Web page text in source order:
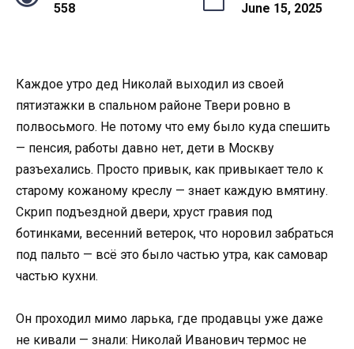
558 June 15, 2025
Каждое утро дед Николай выходил из своей
пятиэтажки в спальном районе Твери ровно в
полвосьмого. Не потому что ему было куда спешить
— пенсия, работы давно нет, дети в Москву
разъехались. Просто привык, как привыкает тело к
старому кожаному креслу — знает каждую вмятину.
Скрип подъездной двери, хруст гравия под
ботинками, весенний ветерок, что норовил забраться
под пальто — всё это было частью утра, как самовар
частью кухни.
Он проходил мимо ларька, где продавцы уже даже
не кивали — знали: Николай Иванович термос не